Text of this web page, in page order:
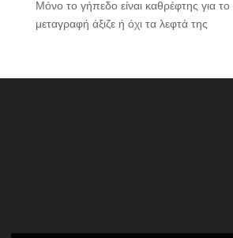
Μόνο το γήπεδο είναι καθρέφτης για το
μεταγραφή άξιζε ή όχι τα λεφτά της